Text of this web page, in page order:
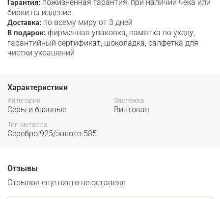
Гарантия: пожизненная гарантия: при наличии чека или
бирки на изделие
Доставка: по всему миру от 3 дней
В подарок: фирменная упаковка, памятка по уходу,
гарантийный сертификат, шоколадка, салфетка для
чистки украшений
Характеристики
Категория
Серьги базовые
Застёжка
Винтовая
Тип металла
Серебро 925/золото 585
Отзывы
Отзывов еще никто не оставлял